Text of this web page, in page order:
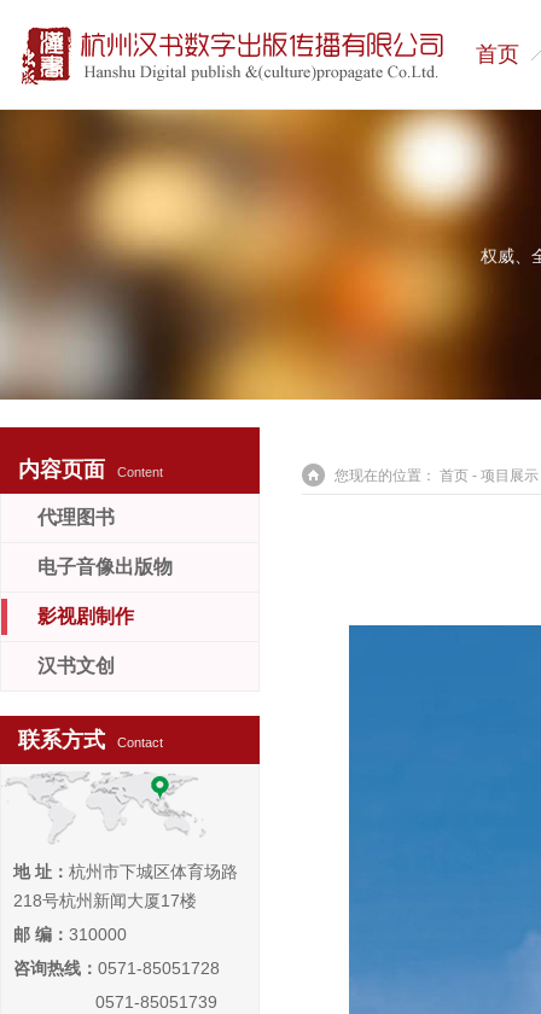
首页
权威、
您现在的位置： 首页 - 项目展示
内容页面 Content
代理图书
电子音像出版物
影视剧制作
汉书文创
联系方式 Contact
地 址： 杭州市下城区体育场路
218号杭州新闻大厦17楼
邮 编： 310000
咨询热线： 0571-85051728
0571-85051739